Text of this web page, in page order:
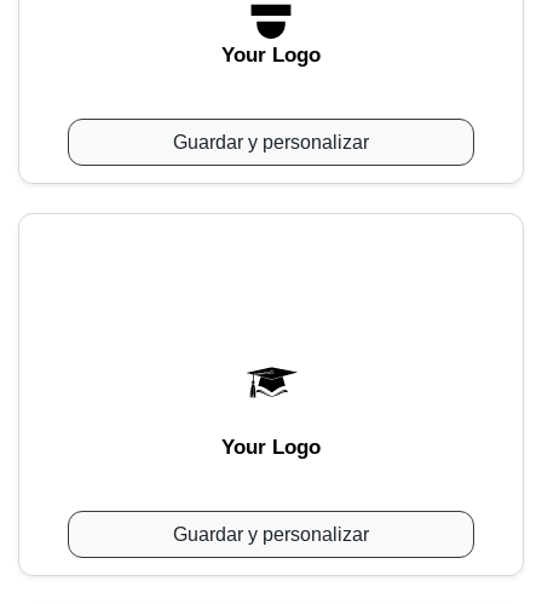
Your Logo
Guardar y personalizar
Your Logo
Guardar y personalizar